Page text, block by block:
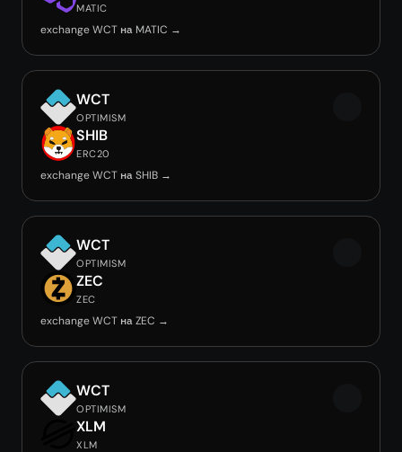
MATIC
exchange WCT на MATIC →
WCT
OPTIMISM
SHIB
ERC20
exchange WCT на SHIB →
WCT
OPTIMISM
ZEC
ZEC
exchange WCT на ZEC →
WCT
OPTIMISM
XLM
XLM